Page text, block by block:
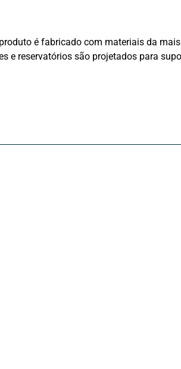
é fabricado com materiais da
e reservatórios são projetados para